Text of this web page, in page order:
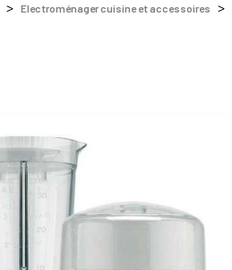
Electroménager cuisine et accessoires